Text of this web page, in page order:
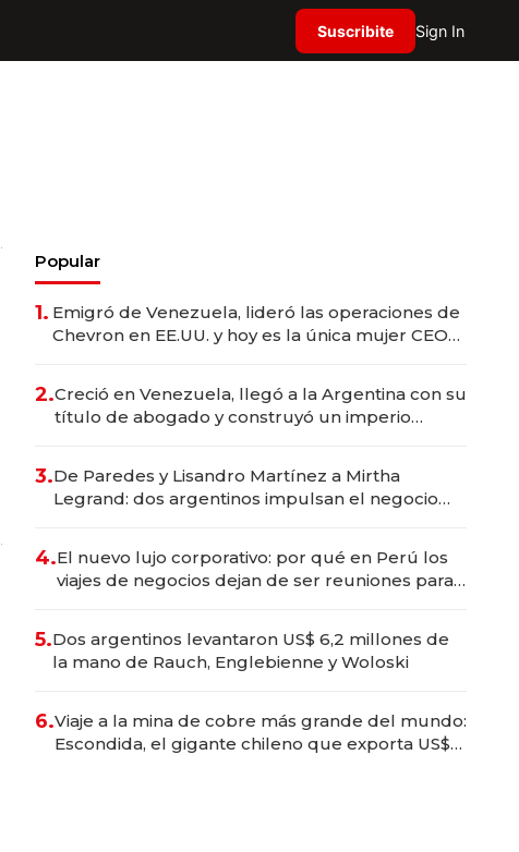
Suscribite Sign In
Popular
1. Emigró de Venezuela, lideró las operaciones de
Chevron en EE.UU. y hoy es la única mujer CEO
2.Creció en Venezuela, llegó a la Argentina con su
título de abogado y construyó un imperio
3.De Paredes y Lisandro Martínez a Mirtha
Legrand: dos argentinos impulsan el negocio
4.El nuevo lujo corporativo: por qué en Perú los
viajes de negocios dejan de ser reuniones para
5.Dos argentinos levantaron US$ 6,2 millones de
la mano de Rauch, Englebienne y Woloski
6.Viaje a la mina de cobre más grande del mundo:
Escondida, el gigante chileno que exporta US$